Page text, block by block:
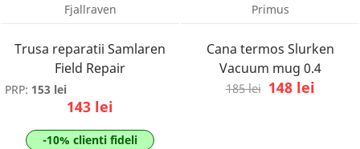
Fjallraven
Trusa reparatii Samlaren
Field Repair
PRP: 153 lei
143 lei
-10% clienti fideli
Primus
Cana termos Slurken
Vacuum mug 0.4
185 lei 148 lei